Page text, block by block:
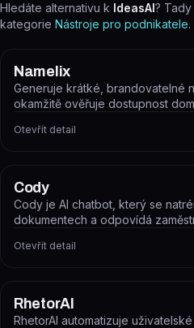
Hledáte alternativu k IdeasAI? Tady
kategorie Nástroje pro podnikatele.
Namelix
Generuje krátké, brandovatelné
okamžitě ověřuje dostupnost
Otevřít detail
Cody
Cody je AI chatbot, který se
dokumentech a odpovídá
Otevřít detail
RhetorAI
RhetorAI automatizuje